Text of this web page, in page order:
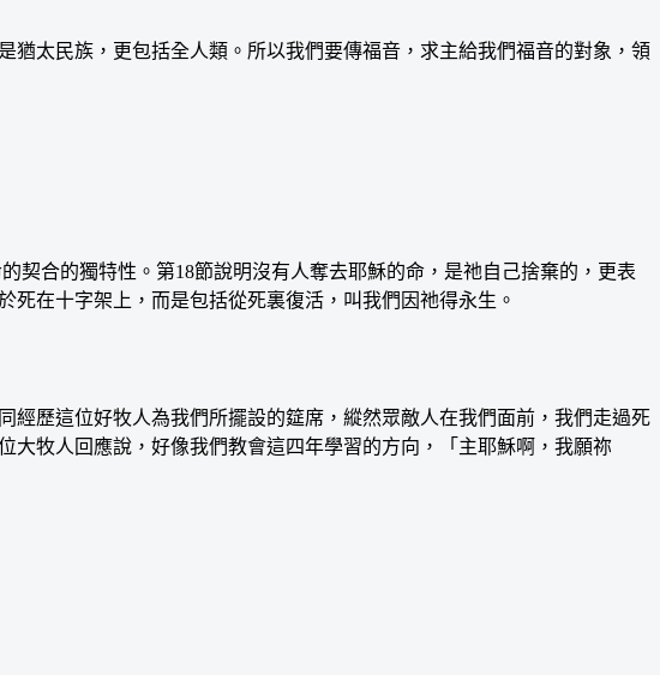
太民族，更包括全人類。所以我們要傳福音，求主給我們福音的對象，領
合的獨特性。第18節說明沒有人奪去耶穌的命，是祂自己捨棄的，更表
在十字架上，而是包括從死裏復活，叫我們因祂得永生。
歷這位好牧人為我們所擺設的筵席，縱然眾敵人在我們面前，我們走過死
牧人回應說，好像我們教會這四年學習的方向，「主耶穌啊，我願祢